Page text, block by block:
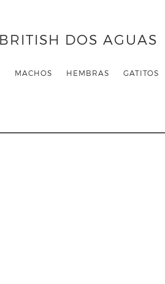
MACHOS HEMBRAS GATITOS